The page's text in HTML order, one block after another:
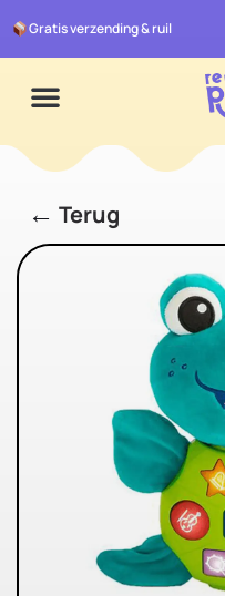
Gratis verzending & ruil
← Terug